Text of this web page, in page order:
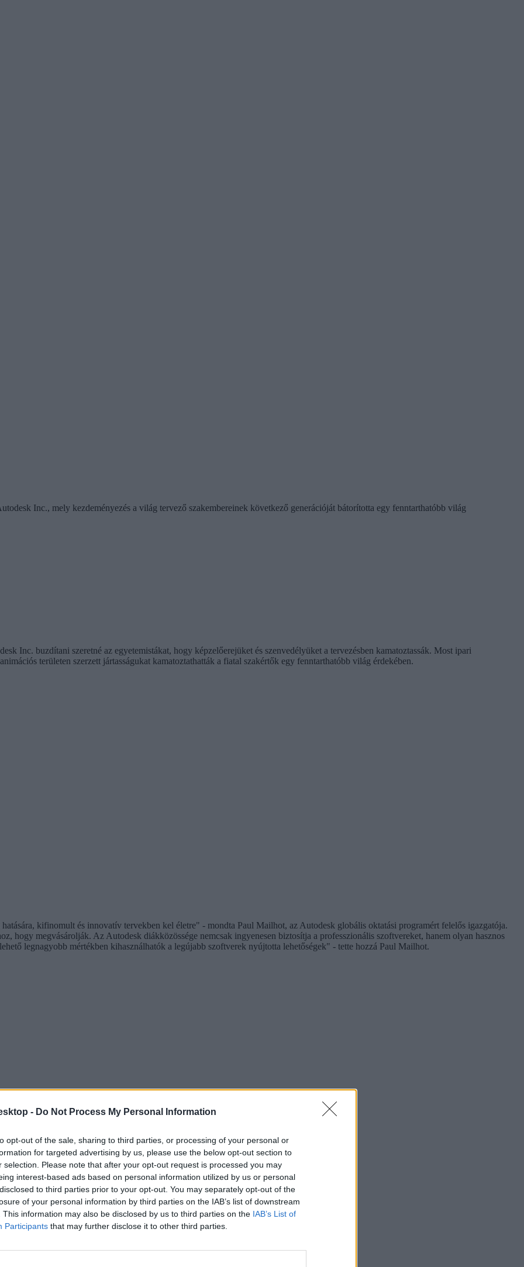
- Do Not Process My Personal Information
opt-out of the sale, sharing to third parties, or processing of your personal or
for targeted advertising by us, please use the below opt-out section to
selection. Please note that after your opt-out request is processed you may
interest-based ads based on personal information utilized by us or personal
to third parties prior to your opt-out. You may separately opt-out of the
of your personal information by third parties on the IAB’s list of downstream
This information may also be disclosed by us to third parties on the IAB’s List of
Participants that may further disclose it to other third parties.
Inc., mely kezdeményezés a világ tervező szakembereinek következő generációját bátorította egy fenntarthatóbb világ
Inc. buzdítani szeretné az egyetemistákat, hogy képzelőerejüket és szenvedélyüket a tervezésben kamatoztassák. Most ipari
területen szerzett jártasságukat kamatoztathatták a fiatal szakértők egy fenntarthatóbb világ érdekében.
kifinomult és innovatív tervekben kel életre" - mondta Paul Mailhot, az Autodesk globális oktatási programért felelős igazgatója.
hogy megvásárolják. Az Autodesk diákközössége nemcsak ingyenesen biztosítja a professzionális szoftvereket, hanem olyan hasznos
legnagyobb mértékben kihasználhatók a legújabb szoftverek nyújtotta lehetőségek" - tette hozzá Paul Mailhot.